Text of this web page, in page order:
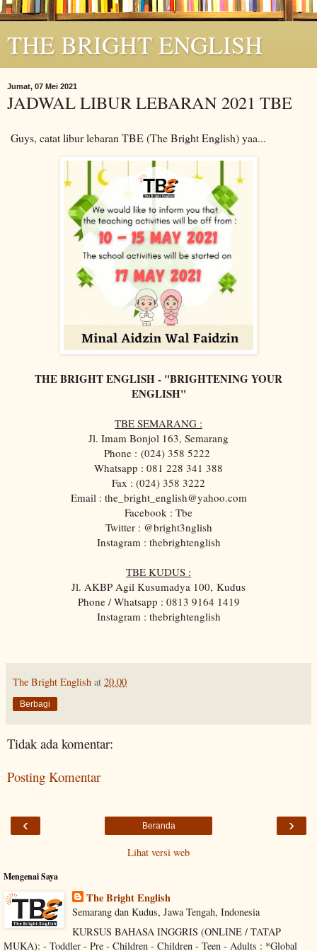
THE BRIGHT ENGLISH
Jumat, 07 Mei 2021
JADWAL LIBUR LEBARAN 2021 TBE
Guys, catat libur lebaran TBE (The Bright English) yaa...
THE BRIGHT ENGLISH - "BRIGHTENING YOUR
ENGLISH"
TBE SEMARANG :
Jl. Imam Bonjol 163, Semarang
Phone : (024) 358 5222
Whatsapp : 081 228 341 388
Fax : (024) 358 3222
Email : the_bright_english@yahoo.com
Facebook : Tbe
Twitter : @bright3nglish
Instagram : thebrightenglish
TBE KUDUS :
Jl. AKBP Agil Kusumadya 100, Kudus
Phone / Whatsapp : 0813 9164 1419
Instagram : thebrightenglish
The Bright English at 20.00
Berbagi
Tidak ada komentar:
Posting Komentar
‹ ›
Beranda
Lihat versi web
Mengenai Saya
The Bright English
Semarang dan Kudus, Jawa Tengah, Indonesia
KURSUS BAHASA INGGRIS (ONLINE / TATAP
MUKA): - Toddler - Pre - Children - Children - Teen - Adults : *Global